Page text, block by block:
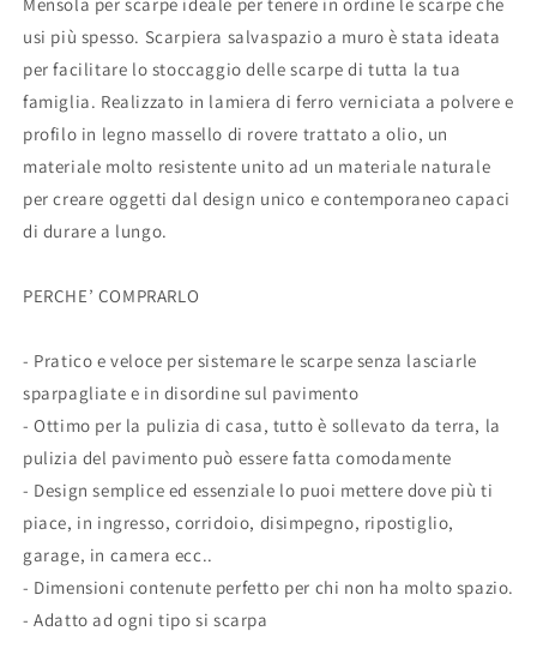
usi più spesso. Scarpiera salvaspazio a muro è stata ideata
per facilitare lo stoccaggio delle scarpe di tutta la tua
famiglia. Realizzato in lamiera di ferro verniciata a polvere e
profilo in legno massello di rovere trattato a olio, un
materiale molto resistente unito ad un materiale naturale
per creare oggetti dal design unico e contemporaneo capaci
di durare a lungo.
PERCHE’ COMPRARLO
- Pratico e veloce per sistemare le scarpe senza lasciarle
sparpagliate e in disordine sul pavimento
- Ottimo per la pulizia di casa, tutto è sollevato da terra, la
pulizia del pavimento può essere fatta comodamente
- Design semplice ed essenziale lo puoi mettere dove più ti
piace, in ingresso, corridoio, disimpegno, ripostiglio,
garage, in camera ecc..
- Dimensioni contenute perfetto per chi non ha molto spazio.
- Adatto ad ogni tipo si scarpa